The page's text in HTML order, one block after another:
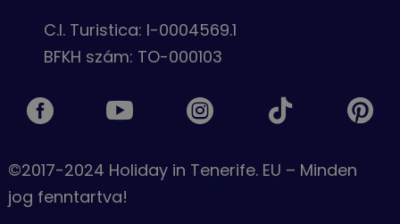
C.I. Turistica: I-0004569.1
BFKH szám: TO-000103
    
©2017-2024 Holiday in Tenerife. EU – Minden
jog fenntartva!